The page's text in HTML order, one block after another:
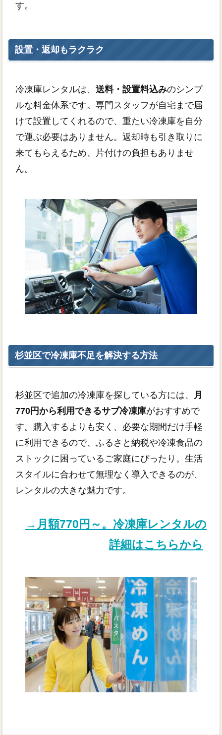
す。
設置・返却もラクラク
冷凍庫レンタルは、 送料・設置料込みのシンプ
ルな料金体系です。専門スタッフが自宅まで届
けて設置してくれるので、重たい冷凍庫を自分
で運ぶ必要はありません。返却時も引き取りに
来てもらえるため、片付けの負担もありませ
ん。
杉並区で冷凍庫不足を解決する方法
杉並区で追加の冷凍庫を探している方には、
月
770円から利用できるサブ冷凍庫がおすすめで
す。購入するよりも安く、必要な期間だけ手軽
に利用できるので、ふるさと納税や冷凍食品の
ストックに困っているご家庭にぴったり。生活
スタイルに合わせて無理なく導入できるのが、
レンタルの大きな魅力です。
→月額770円～。冷凍庫レンタルの
詳細はこちらから